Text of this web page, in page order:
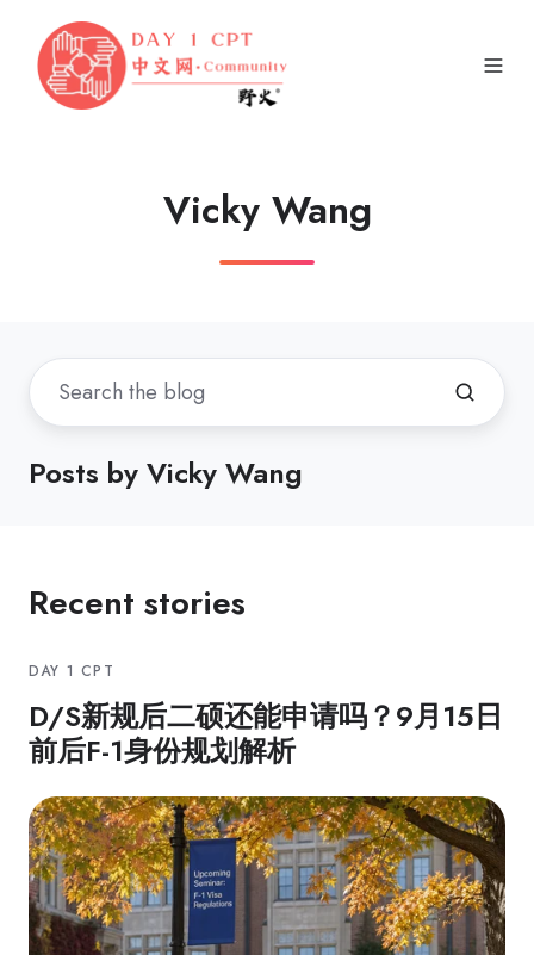
Vicky Wang
Posts by Vicky Wang
Recent stories
DAY 1 CPT
D/S新规后二硕还能申请吗？9月15日
前后F-1身份规划解析